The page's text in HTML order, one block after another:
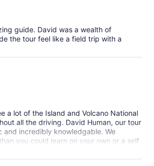
guide. David was a wealth of
the tour feel like a field trip with a
a lot of the Island and Volcano National
all the driving. David Human, our tour
and incredibly knowledgable. We
you could learn on your own or a self
day.